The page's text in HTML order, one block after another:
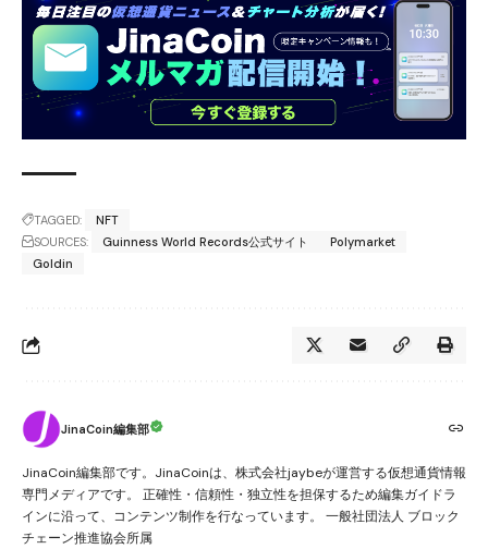
TAGGED:
NFT
SOURCES:
Guinness World Records公式サイト
Polymarket
Goldin
JinaCoin編集部
JinaCoin編集部です。JinaCoinは、株式会社jaybeが運営する仮想通貨情報
専門メディアです。 正確性・信頼性・独立性を担保するため編集ガイドラ
インに沿って、コンテンツ制作を行なっています。 一般社団法人 ブロック
チェーン推進協会所属